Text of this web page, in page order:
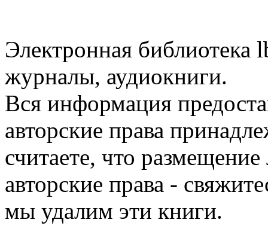
Электронная библиотека
журналы, аудиокниги.
Вся информация
авторские права
считаете, что
авторские права -
мы удалим эти книги.